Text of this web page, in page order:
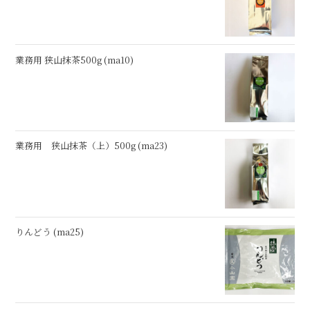
業務用 狭山抹茶500g (ma10)
業務用 狭山抹茶（上）500g (ma23)
りんどう (ma25)